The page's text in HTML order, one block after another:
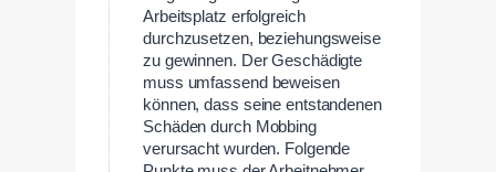
Arbeitsplatz erfolgreich
durchzusetzen, beziehungsweise
zu gewinnen. Der Geschädigte
muss umfassend beweisen
können, dass seine entstandenen
Schäden durch Mobbing
verursacht wurden. Folgende